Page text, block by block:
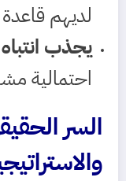
لديهم
يجذب
احتمالية
السر